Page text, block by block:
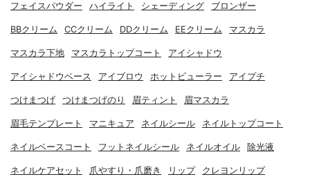
フェイスパウダー ハイライト シェーディング ブロンザー
BBクリーム CCクリーム DDクリーム EEクリーム マスカラ
マスカラ下地 マスカラトップコート アイシャドウ
アイシャドウベース アイブロウ ホットビューラー アイプチ
つけまつげ つけまつげのり 眉ティント 眉マスカラ
眉毛テンプレート マニキュア ネイルシール ネイルトップコート
ネイルベースコート フットネイルシール ネイルオイル 除光液
ネイルケアセット 爪やすり・爪磨き リップ クレヨンリップ